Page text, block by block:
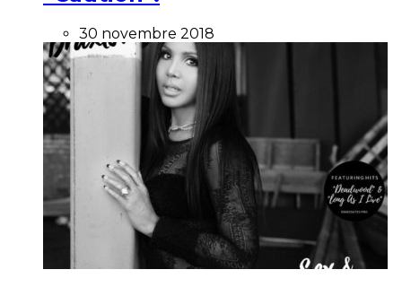
30 novembre 2018